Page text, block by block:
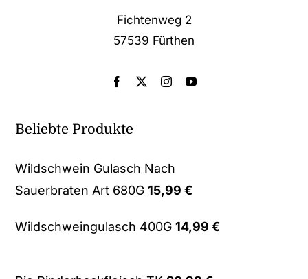
Fichtenweg 2
57539 Fürthen
Beliebte Produkte
Wildschwein Gulasch Nach
Sauerbraten Art 680G 15,99€
Wildschweingulasch 400G 14,99€